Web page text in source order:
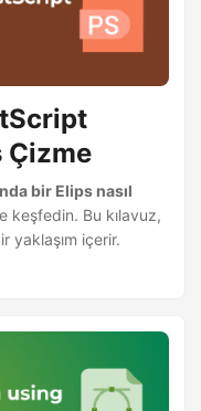
Çizme
bir Elips nasıl
keşfedin. Bu kılavuz,
yaklaşım içerir.